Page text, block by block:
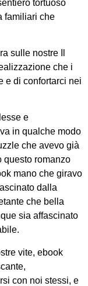
tortuoso
familiari che
sulle nostre Il
che i
e di confortarci nei
e
in qualche modo
che avevo già
questo romanzo
mano che giravo
dalla
che bella
sia affascinato
vite, ebook
con noi stessi, e